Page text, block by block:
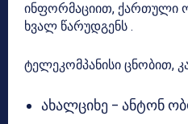
ინფორმაციით, ქართული
ხვალ წარუდგენს .
ტელეკომპანისი ცნობით,
ახალციხე – ანტონ